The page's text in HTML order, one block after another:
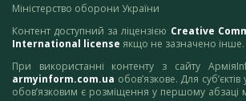
Міністерство оборони України
Контент доступний за ліцензією Creative
International license якщо не зазначено інше.
При використанні контенту з сайту
armyinform.com.ua обов’язкове. Для
обов’язковим є розміщення у першому абзаці